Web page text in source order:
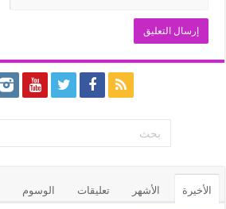
الأخيرة الأشهر تعليقات الوسوم